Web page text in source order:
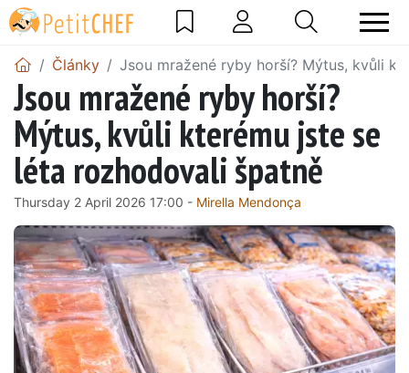
Články Jsou mražené ryby horší? Mýtus, kvůli
Jsou mražené ryby horší?
Mýtus, kvůli kterému jste se
léta rozhodovali špatně
Thursday 2 April 2026 17:00 - Mirella Mendonça